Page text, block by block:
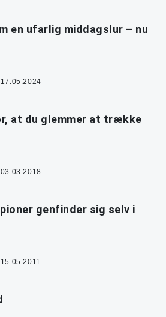
en ufarlig middagslur – nu
at du glemmer at trække
genfinder sig selv i